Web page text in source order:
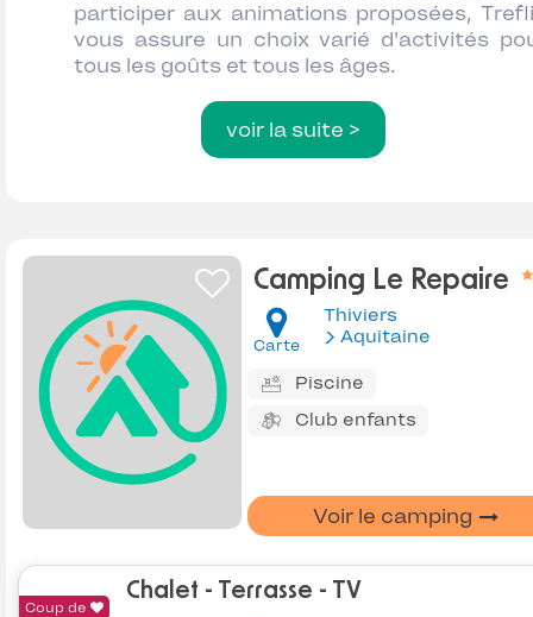
participer aux animations proposées,
vous assure un choix varié d'activités
tous les goûts et tous les âges.
voir la suite >
Camping Le Repaire
Carte
Thiviers
Aquitaine
Piscine
Club enfants
Voir le camping
Coup de
Chalet - Terrasse - TV